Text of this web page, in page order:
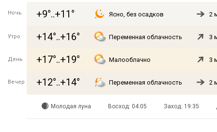
Ночь +9°..+11° Ясно, без осадков 2
Утро +14°..+16° Переменная облачность 3
День +17°..+19° Малооблачно 3
Вечер +12°..+14° Переменная облачность 2
Молодая луна Восход: 04:05 Заход: 19:35